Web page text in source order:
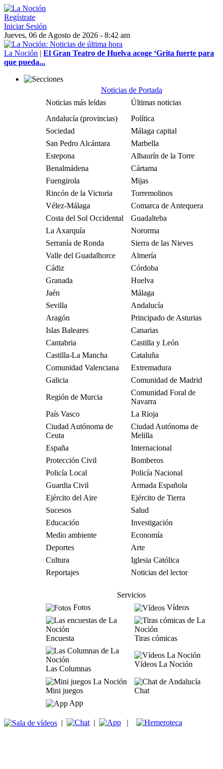
Regístrate
Iniciar Sesión
Jueves, 06 de Agosto de 2026 - 8:42 am
La Noción | El Gran Teatro de Huelva acoge ‘Grita fuerte para
que pueda...
Noticias de Portada
Noticias más leídas
Últimas noticias
Andalucía (provincias)
Política
Sociedad
Málaga capital
San Pedro Alcántara
Marbella
Estepona
Alhaurín de la Torre
Benalmádena
Cártama
Fuengirola
Mijas
Rincón de la Victoria
Torremolinos
Vélez-Málaga
Comarca de Antequera
Costa del Sol Occidental
Guadalteba
La Axarquía
Nororma
Serranía de Ronda
Sierra de las Nieves
Valle del Guadalhorce
Almería
Cádiz
Córdoba
Granada
Huelva
Jaén
Málaga
Sevilla
Andalucía
Aragón
Principado de Asturias
Islas Baleares
Canarias
Cantabria
Castilla y León
Castilla-La Mancha
Cataluña
Comunidad Valenciana
Extremadura
Galicia
Comunidad de Madrid
Región de Murcia
Comunidad Foral de
Navarra
País Vasco
La Rioja
Ciudad Autónoma de
Ceuta
Ciudad Autónoma de
Melilla
España
Internacional
Protección Civil
Bomberos
Policía Local
Policía Nacional
Guardia Civil
Armada Española
Ejército del Aire
Ejército de Tierra
Sucesos
Salud
Educación
Investigación
Medio ambiente
Economía
Deportes
Arte
Cultura
Iglesia Católica
Reportajes
Noticias del lector
Servicios
Fotos
Vídeos
Encuesta Tiras cómicas
Las Columnas
Vídeos La Noción
Mini juegos
Chat
App
| | |